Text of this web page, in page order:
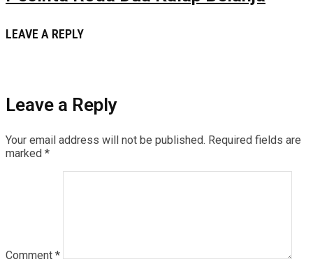
LEAVE A REPLY
Leave a Reply
Your email address will not be published. Required fields are
marked *
Comment *